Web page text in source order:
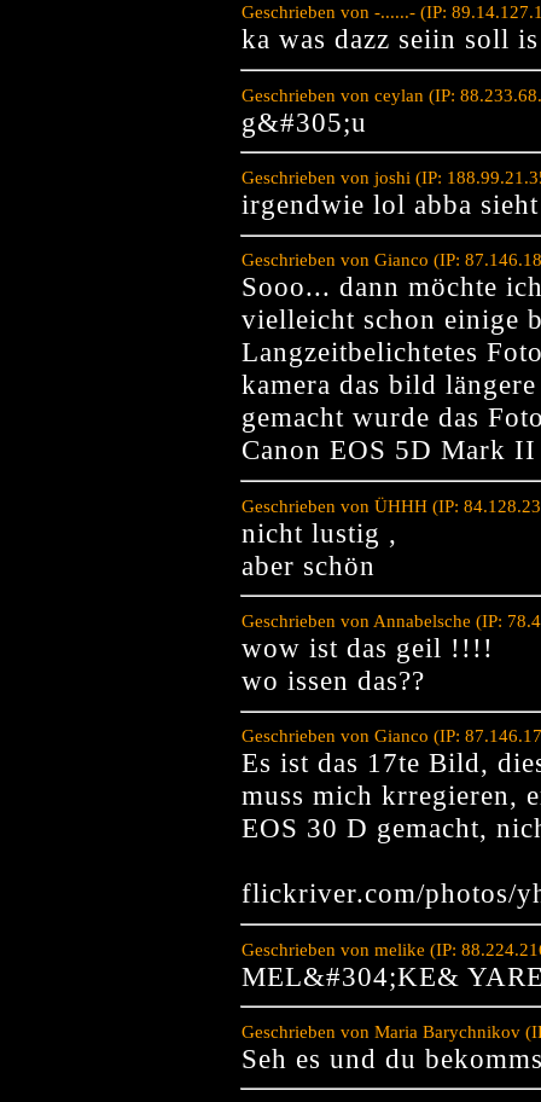
Geschrieben von -......- (IP:
ka was dazz seiin soll
Geschrieben von ceylan (IP:
g&#305;u
Geschrieben von joshi (IP:
irgendwie lol abba
Geschrieben von Gianco (IP:
Sooo... dann möchte
vielleicht schon einige
Langzeitbelichtetes
kamera das bild
gemacht wurde das
Canon EOS 5D Mark II
Geschrieben von ÜHHH (IP:
nicht lustig ,
aber schön
Geschrieben von Annabelsche (IP:
wow ist das geil !!!!
wo issen das??
Geschrieben von Gianco (IP:
Es ist das 17te Bild,
muss mich krregieren,
EOS 30 D gemacht,
flickriver.com/photos/
Geschrieben von melike (IP:
MEL&#304;KE&
Geschrieben von Maria Barychnikov
Seh es und du